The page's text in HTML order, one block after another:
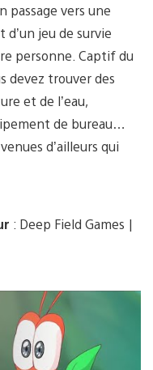
passage vers une
jeu de survie
personne. Captif du
devez trouver des
et de l’eau,
de bureau…
d’ailleurs qui
: Deep Field Games |